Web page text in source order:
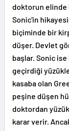
doktorun elinde
Sonic'in
biçiminde bir
düşer. Devlet
başlar. Sonic ise
geçirdiği
kasaba olan
peşine düşen
doktordan
karar verir.